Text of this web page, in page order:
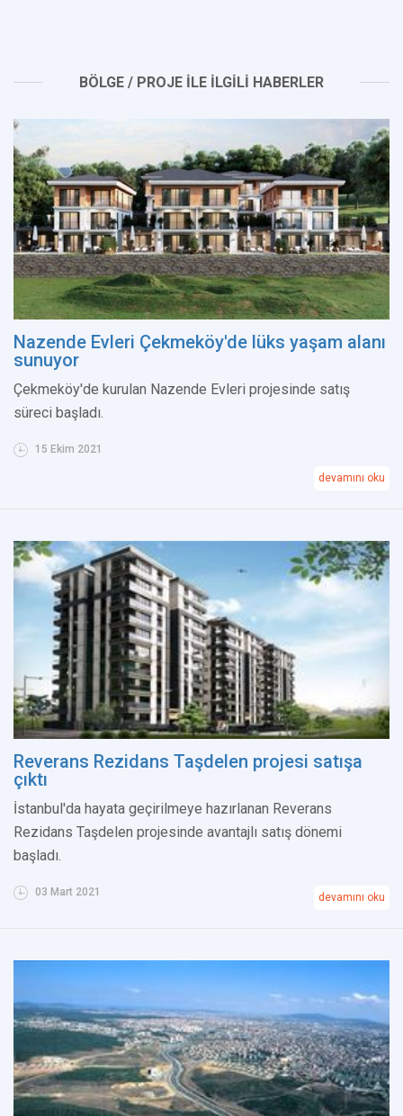
BÖLGE / PROJE İLE İLGİLİ HABERLER
Nazende Evleri Çekmeköy'de lüks yaşam alanı
sunuyor
Çekmeköy'de kurulan Nazende Evleri projesinde satış
süreci başladı.
15 Ekim 2021
devamını oku
Reverans Rezidans Taşdelen projesi satışa
çıktı
İstanbul'da hayata geçirilmeye hazırlanan Reverans
Rezidans Taşdelen projesinde avantajlı satış dönemi
başladı.
03 Mart 2021 devamını oku